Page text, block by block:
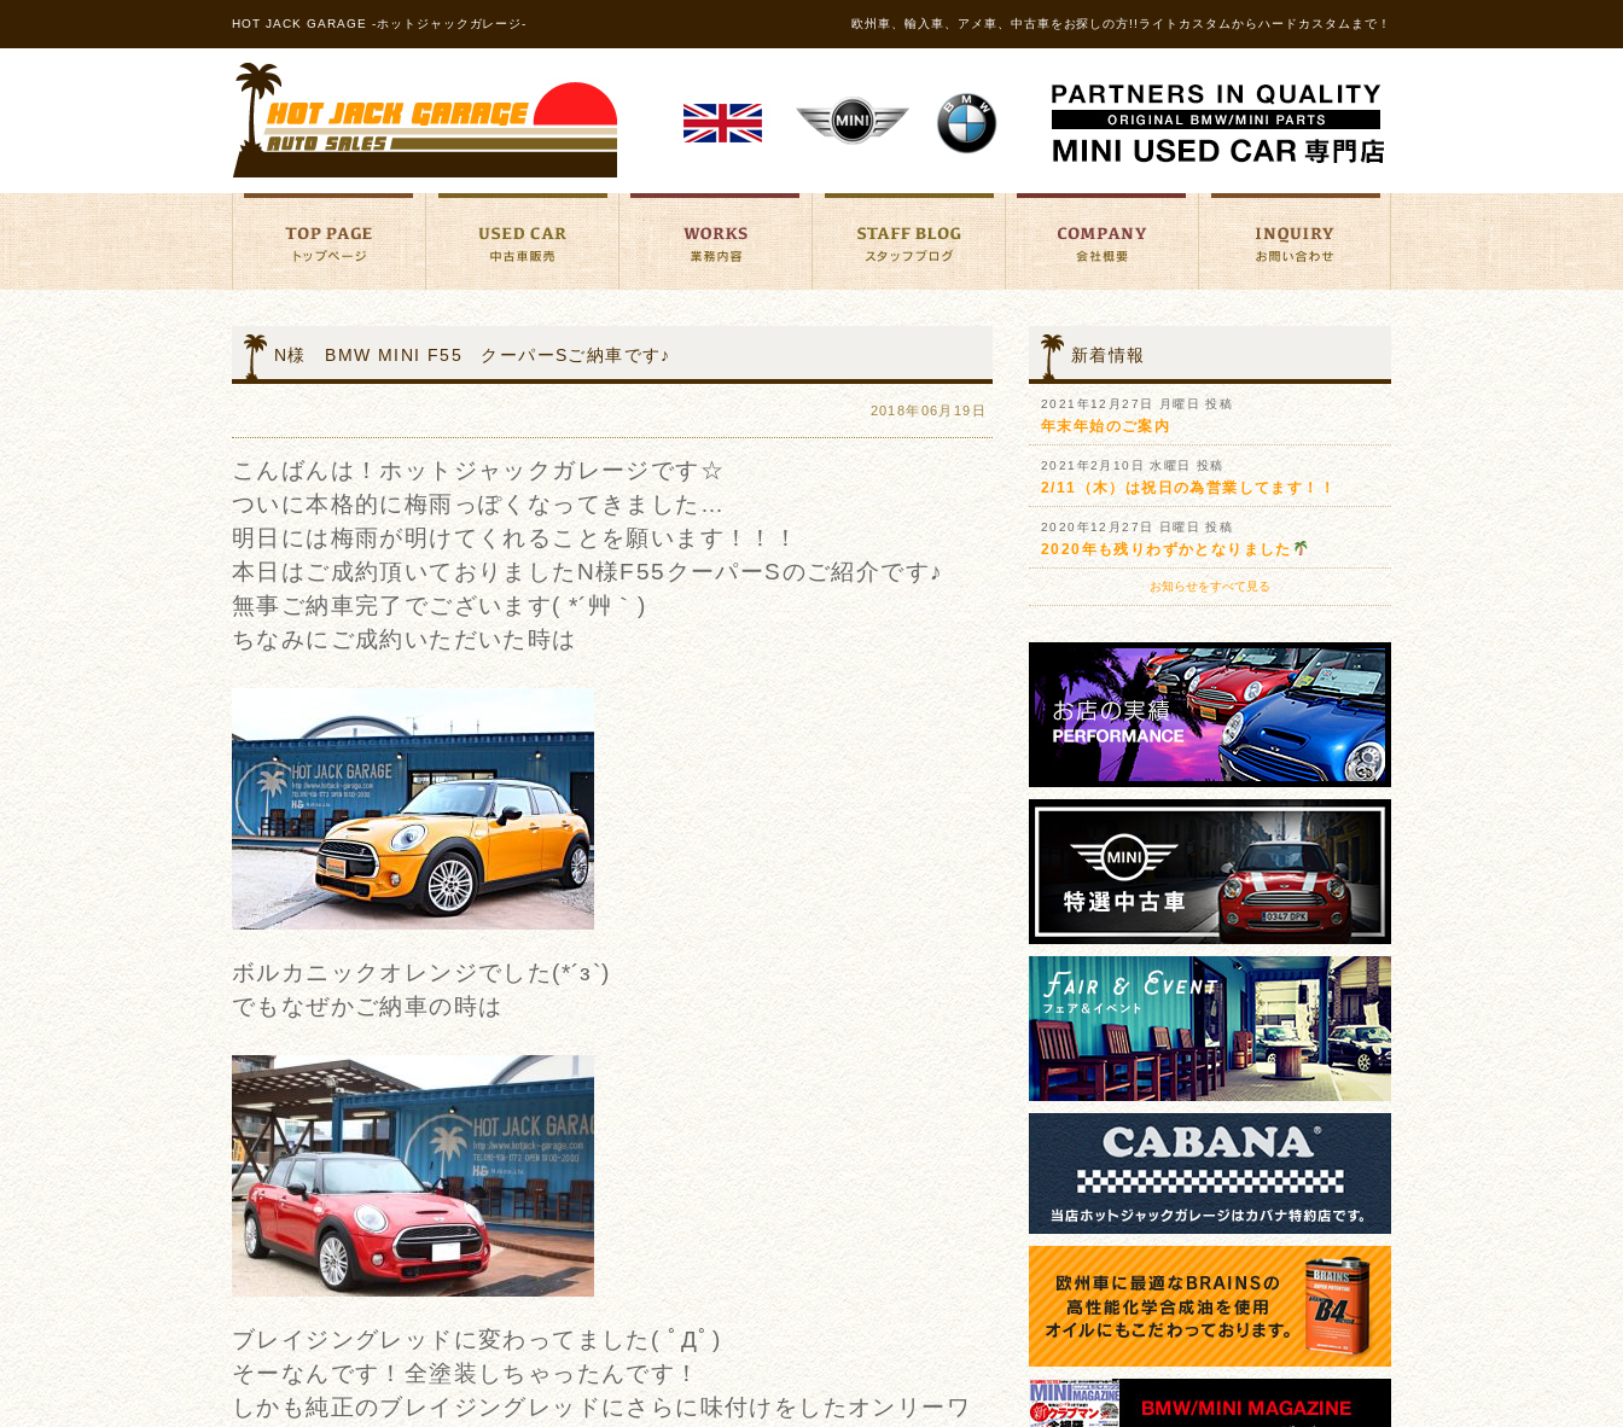
HOT JACK GARAGE -ホットジャックガレージ- 欧州車、輸入車、アメ車、中古車をお探しの方!!ライトカスタムからハードカスタムまで！
N様 BMW MINI F55 クーパーSご納車です♪
2018年06月19日
こんばんは！ホットジャックガレージです☆
ついに本格的に梅雨っぽくなってきました…
明日には梅雨が明けてくれることを願います！！！
本日はご成約頂いておりましたN様F55クーパーSのご紹介です♪
無事ご納車完了でございます( *´艸｀)
ちなみにご成約いただいた時は
ボルカニックオレンジでした(*´з`)
でもなぜかご納車の時は
ブレイジングレッドに変わってました( ﾟДﾟ)
そーなんです！全塗装しちゃったんです！
しかも純正のブレイジングレッドにさらに味付けをしたオンリーワ
新着情報
2021年12月27日 月曜日 投稿
年末年始のご案内
2021年2月10日 水曜日 投稿
2/11（木）は祝日の為営業してます！！
2020年12月27日 日曜日 投稿
2020年も残りわずかとなりました
お知らせをすべて見る